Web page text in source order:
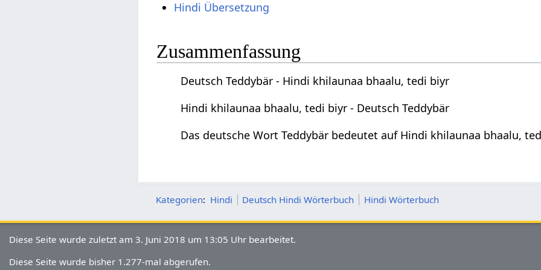
Hindi Übersetzung
Zusammenfassung
Deutsch Teddybär - Hindi khilaunaa bhaalu, tedi biyr
Hindi khilaunaa bhaalu, tedi biyr - Deutsch Teddybär
Das deutsche Wort Teddybär bedeutet auf Hindi khilaunaa bhaalu,
Kategorien: Hindi Deutsch Hindi Wörterbuch Hindi Wörterbuch
Diese Seite wurde zuletzt am 3. Juni 2018 um 13:05 Uhr bearbeitet.
Diese Seite wurde bisher 1.277-mal abgerufen.